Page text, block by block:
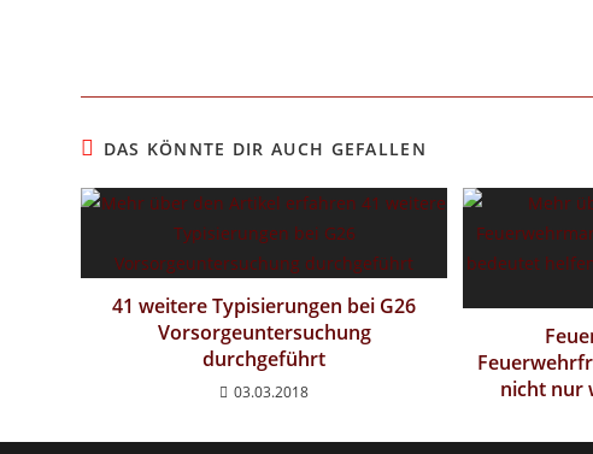
DAS KÖNNTE DIR AUCH GEFALLEN
41 weitere Typisierungen bei G26
Vorsorgeuntersuchung
durchgeführt
03.03.2018
nicht nur